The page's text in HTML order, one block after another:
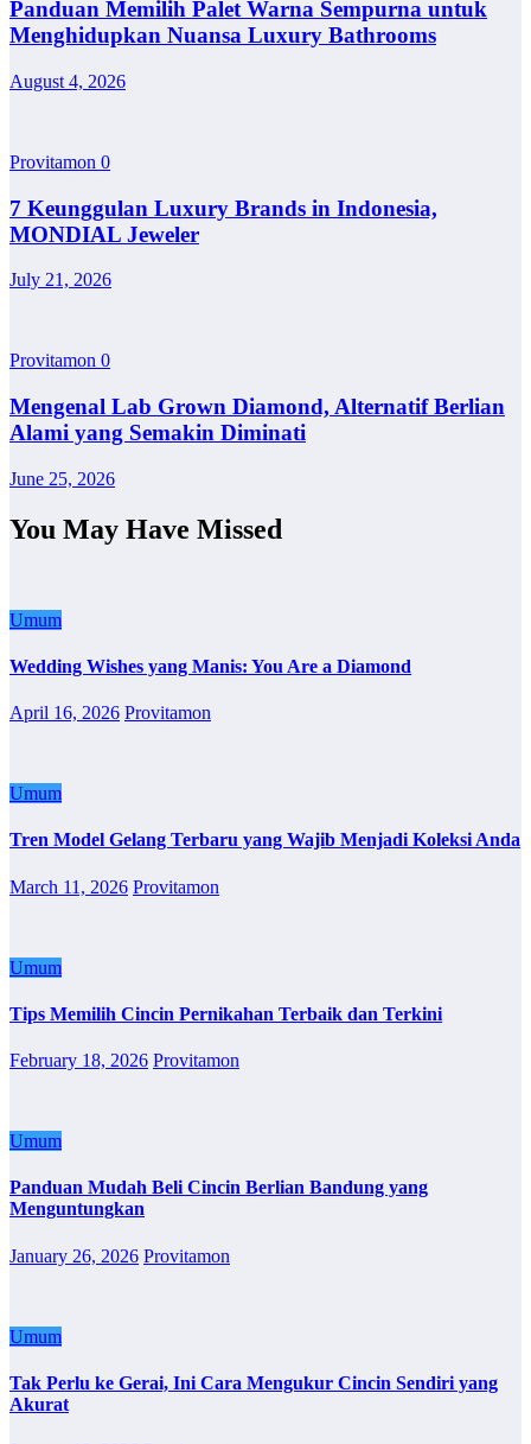
Panduan Memilih Palet Warna Sempurna untuk
Menghidupkan Nuansa Luxury Bathrooms
August 4, 2026
Provitamon 0
7 Keunggulan Luxury Brands in Indonesia,
MONDIAL Jeweler
July 21, 2026
Provitamon 0
Mengenal Lab Grown Diamond, Alternatif Berlian
Alami yang Semakin Diminati
June 25, 2026
You May Have Missed
Umum
Wedding Wishes yang Manis: You Are a Diamond
April 16, 2026 Provitamon
Umum
Tren Model Gelang Terbaru yang Wajib Menjadi Koleksi Anda
March 11, 2026 Provitamon
Umum
Tips Memilih Cincin Pernikahan Terbaik dan Terkini
February 18, 2026 Provitamon
Umum
Panduan Mudah Beli Cincin Berlian Bandung yang
Menguntungkan
January 26, 2026 Provitamon
Umum
Tak Perlu ke Gerai, Ini Cara Mengukur Cincin Sendiri yang
Akurat